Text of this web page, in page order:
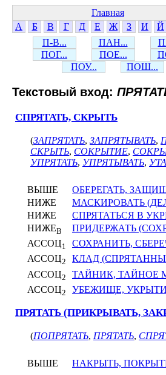
Главная
А
Б В Г Д Е Ж З И Й
П-В...
ПАН...
ПОГ...
ПОЕ...
ПОУ...
ПОШ...
Текстовый вход:
СПРЯТАТЬ, СКРЫТЬ
(ЗАПРЯТАТЬ, ЗАПРЯТЫВАТЬ,
СКРЫТЬ, СОКРЫТИЕ,
УПРЯТАТЬ, УПРЯТЫВАТЬ,
ВЫШЕ
ОБЕРЕГАТЬ,
НИЖЕ
МАСКИРОВАТЬ
НИЖЕ
СПРЯТАТЬСЯ В
НИЖЕВ
ПРИДЕРЖАТЬ
АССОЦ1
СОХРАНИТЬ,
АССОЦ2
КЛАД
АССОЦ2
ТАЙНИК, ТАЙНОЕ
АССОЦ2 УБЕЖИЩЕ,
ПРЯТАТЬ (ПРИКРЫВАТЬ,
(ПОПРЯТАТЬ, ПРЯТАТЬ,
ВЫШЕ НАКРЫТЬ,